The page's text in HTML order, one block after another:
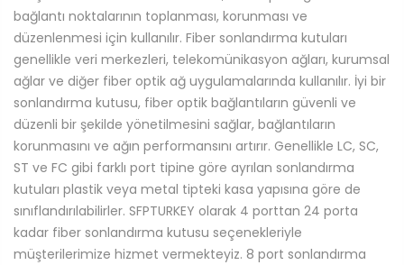
bağlantı noktalarının toplanması, korunması ve
düzenlenmesi için kullanılır. Fiber sonlandırma kutuları
genellikle veri merkezleri, telekomünikasyon ağları, kurumsal
ağlar ve diğer fiber optik ağ uygulamalarında kullanılır. İyi bir
sonlandırma kutusu, fiber optik bağlantıların güvenli ve
düzenli bir şekilde yönetilmesini sağlar, bağlantıların
korunmasını ve ağın performansını artırır. Genellikle LC, SC,
ST ve FC gibi farklı port tipine göre ayrılan sonlandırma
kutuları plastik veya metal tipteki kasa yapısına göre de
sınıflandırılabilirler. SFPTURKEY olarak 4 porttan 24 porta
kadar fiber sonlandırma kutusu seçenekleriyle
müşterilerimize hizmet vermekteyiz. 8 port sonlandırma